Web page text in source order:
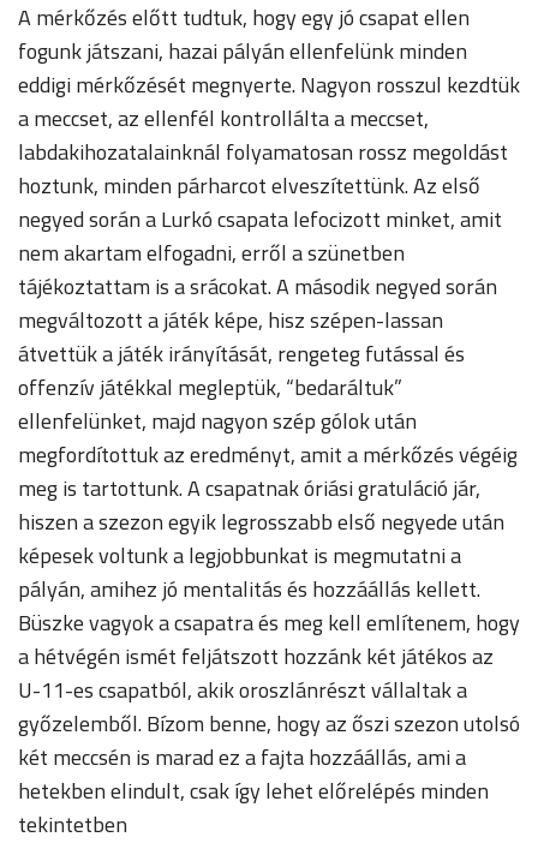
A mérkőzés előtt tudtuk, hogy egy jó csapat ellen
fogunk játszani, hazai pályán ellenfelünk minden
eddigi mérkőzését megnyerte. Nagyon rosszul kezdtük
a meccset, az ellenfél kontrollálta a meccset,
labdakihozatalainknál folyamatosan rossz megoldást
hoztunk, minden párharcot elveszítettünk. Az első
negyed során a Lurkó csapata lefocizott minket, amit
nem akartam elfogadni, erről a szünetben
tájékoztattam is a srácokat. A második negyed során
megváltozott a játék képe, hisz szépen-lassan
átvettük a játék irányítását, rengeteg futással és
offenzív játékkal megleptük, “bedaráltuk”
ellenfelünket, majd nagyon szép gólok után
megfordítottuk az eredményt, amit a mérkőzés végéig
meg is tartottunk. A csapatnak óriási gratuláció jár,
hiszen a szezon egyik legrosszabb első negyede után
képesek voltunk a legjobbunkat is megmutatni a
pályán, amihez jó mentalitás és hozzáállás kellett.
Büszke vagyok a csapatra és meg kell említenem, hogy
a hétvégén ismét feljátszott hozzánk két játékos az
U-11-es csapatból, akik oroszlánrészt vállaltak a
győzelemből. Bízom benne, hogy az őszi szezon utolsó
két meccsén is marad ez a fajta hozzáállás, ami a
hetekben elindult, csak így lehet előrelépés minden
tekintetben